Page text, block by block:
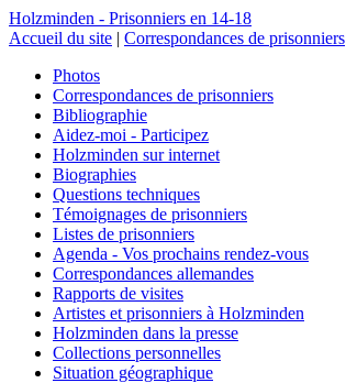
Holzminden - Prisonniers en 14-18
Accueil du site | Correspondances de prisonniers
Photos
Correspondances de prisonniers
Bibliographie
Aidez-moi - Participez
Holzminden sur internet
Biographies
Questions techniques
Témoignages de prisonniers
Listes de prisonniers
Agenda - Vos prochains rendez-vous
Correspondances allemandes
Rapports de visites
Artistes et prisonniers à Holzminden
Holzminden dans la presse
Collections personnelles
Situation géographique